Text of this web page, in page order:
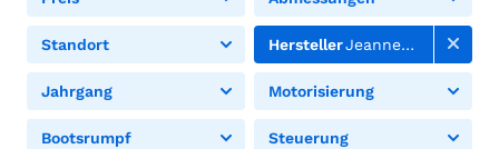
Standort HerstellerJeanneau
Jahrgang Motorisierung
Bootsrumpf Steuerung